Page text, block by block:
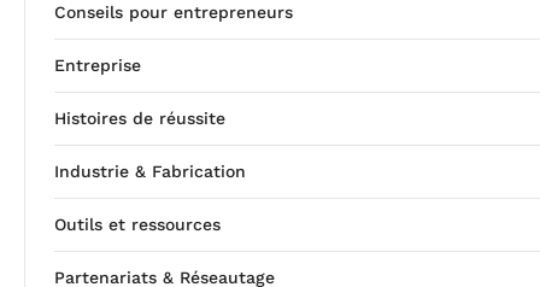
Conseils pour entrepreneurs
Entreprise
Histoires de réussite
Industrie & Fabrication
Outils et ressources
Partenariats & Réseautage